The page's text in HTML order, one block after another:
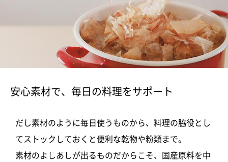
安心素材で、毎日の料理をサポート
だし素材のように毎日使うものから、料理の脇役とし
てストックしておくと便利な乾物や粉類まで。
素材のよしあしが出るものだからこそ、国産原料を中